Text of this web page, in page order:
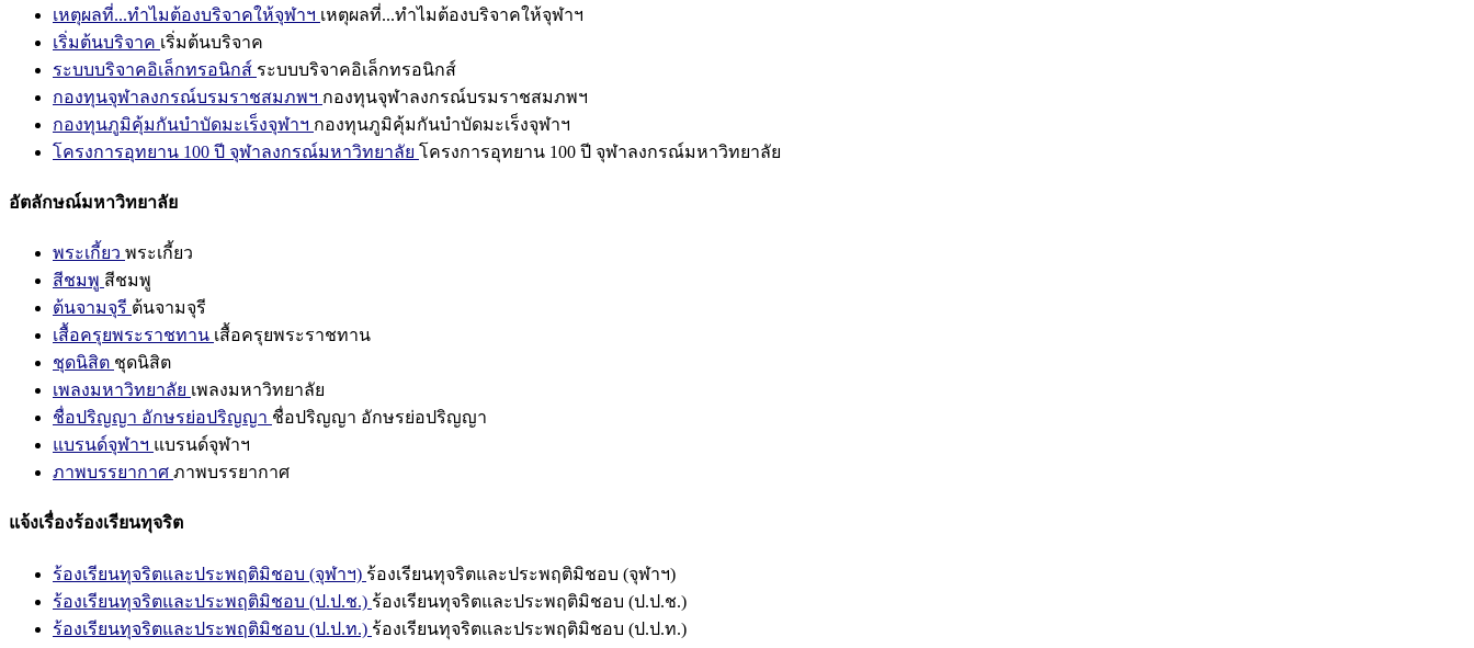
เหตุผลที่...ทำไมต้องบริจาคให้จุฬาฯ เหตุผลที่...ทำไมต้องบริจาคให้จุฬาฯ
เริ่มต้นบริจาค เริ่มต้นบริจาค
ระบบบริจาคอิเล็กทรอนิกส์ ระบบบริจาคอิเล็กทรอนิกส์
กองทุนจุฬาลงกรณ์บรมราชสมภพฯ กองทุนจุฬาลงกรณ์บรมราชสมภพฯ
กองทุนภูมิคุ้มกันบำบัดมะเร็งจุฬาฯ กองทุนภูมิคุ้มกันบำบัดมะเร็งจุฬาฯ
โครงการอุทยาน 100 ปี จุฬาลงกรณ์มหาวิทยาลัย โครงการอุทยาน 100 ปี จุฬาลงกรณ์มหาวิทยาลัย
อัตลักษณ์มหาวิทยาลัย
พระเกี้ยว พระเกี้ยว
สีชมพู สีชมพู
ต้นจามจุรี ต้นจามจุรี
เสื้อครุยพระราชทาน เสื้อครุยพระราชทาน
ชุดนิสิต ชุดนิสิต
เพลงมหาวิทยาลัย เพลงมหาวิทยาลัย
ชื่อปริญญา อักษรย่อปริญญา ชื่อปริญญา อักษรย่อปริญญา
แบรนด์จุฬาฯ แบรนด์จุฬาฯ
ภาพบรรยากาศ ภาพบรรยากาศ
แจ้งเรื่องร้องเรียนทุจริต
ร้องเรียนทุจริตและประพฤติมิชอบ (จุฬาฯ) ร้องเรียนทุจริตและประพฤติมิชอบ (จุฬาฯ)
ร้องเรียนทุจริตและประพฤติมิชอบ (ป.ป.ช.) ร้องเรียนทุจริตและประพฤติมิชอบ (ป.ป.ช.)
ร้องเรียนทุจริตและประพฤติมิชอบ (ป.ป.ท.) ร้องเรียนทุจริตและประพฤติมิชอบ (ป.ป.ท.)